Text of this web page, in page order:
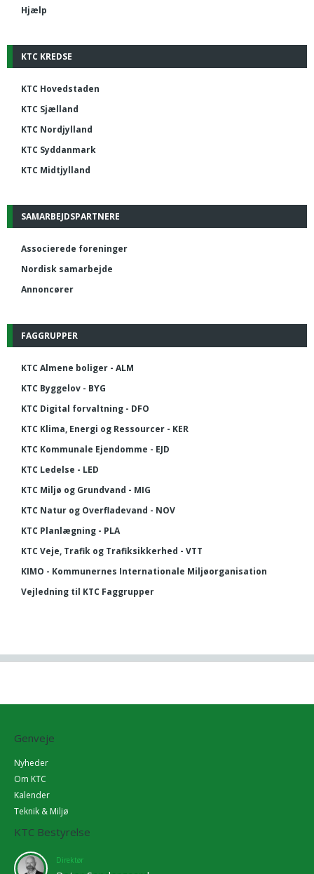
Hjælp
KTC KREDSE
KTC Hovedstaden
KTC Sjælland
KTC Nordjylland
KTC Syddanmark
KTC Midtjylland
SAMARBEJDSPARTNERE
Associerede foreninger
Nordisk samarbejde
Annoncører
FAGGRUPPER
KTC Almene boliger - ALM
KTC Byggelov - BYG
KTC Digital forvaltning - DFO
KTC Klima, Energi og Ressourcer - KER
KTC Kommunale Ejendomme - EJD
KTC Ledelse - LED
KTC Miljø og Grundvand - MIG
KTC Natur og Overfladevand - NOV
KTC Planlægning - PLA
KTC Veje, Trafik og Trafiksikkerhed - VTT
KIMO - Kommunernes Internationale Miljøorganisation
Vejledning til KTC Faggrupper
Genveje
Nyheder
Om KTC
Kalender
Teknik & Miljø
KTC Bestyrelse
Direktør